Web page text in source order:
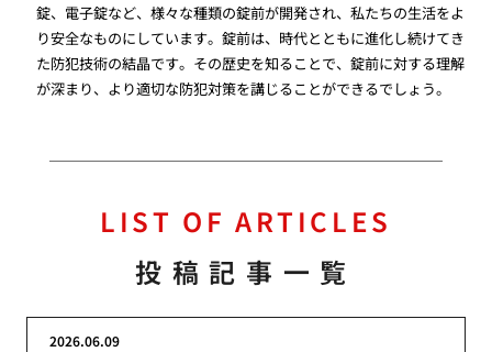
錠、電子錠など、様々な種類の錠前が開発され、私たちの生活をよ
り安全なものにしています。錠前は、時代とともに進化し続けてき
た防犯技術の結晶です。その歴史を知ることで、錠前に対する理解
が深まり、より適切な防犯対策を講じることができるでしょう。
LIST OF ARTICLES
投稿記事一覧
2026.06.09